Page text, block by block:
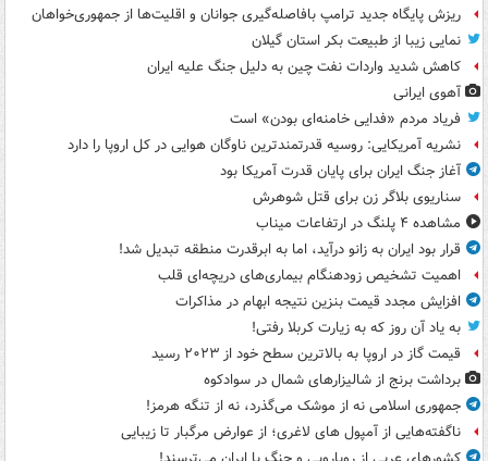
ریزش پایگاه جدید ترامپ بافاصله‌گیری جوانان و اقلیت‌ها از جمهوری‌خواهان
نمایی زیبا از طبیعت بکر استان گیلان
کاهش شدید واردات نفت چین به دلیل جنگ علیه ایران
آهوی ایرانی
فریاد مردم «فدایی خامنه‌ای بودن» است
نشریه آمریکایی: روسیه قدرتمندترین ناوگان هوایی در کل اروپا را دارد
آغاز جنگ ایران برای پایان قدرت آمریکا بود
سناریوی بلاگر زن برای قتل شوهرش
مشاهده ۴ پلنگ در ارتفاعات میناب
قرار بود ایران به زانو درآید، اما به ابرقدرت منطقه تبدیل شد!
اهمیت تشخیص زودهنگام بیماری‌های دریچه‌ای قلب
افزایش مجدد قیمت بنزین نتیجه ابهام در مذاکرات
به یاد آن روز که به زیارت کربلا رفتی!
قیمت گاز در اروپا به بالاترین سطح خود از ۲۰۲۳ رسید
برداشت برنج از شالیزارهای شمال در سوادکوه
جمهوری اسلامی نه از موشک می‌گذرد، نه از تنگه هرمز!
ناگفته‌هایی از آمپول های لاغری؛ از عوارض مرگبار تا زیبایی